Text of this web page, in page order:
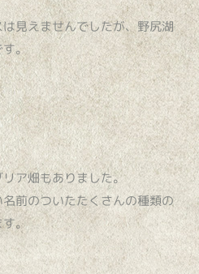
見えませんでしたが、野尻湖
。
ア畑もありました。
前のついたたくさんの種類の
。